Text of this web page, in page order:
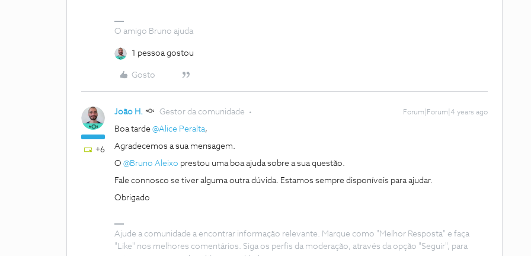
O amigo Bruno ajuda
1 pessoa gostou
Gosto
+6
João H. Gestor da comunidade Forum|Forum|4 years ago
Boa tarde @Alice Peralta,
Agradecemos a sua mensagem.
O @Bruno Aleixo prestou uma boa ajuda sobre a sua questão.
Fale connosco se tiver alguma outra dúvida. Estamos sempre disponíveis para ajudar.
Obrigado
Ajude a comunidade a encontrar informação relevante. Marque como "Melhor Resposta" e faça
"Like" nos melhores comentários. Siga os perfis da moderação, através da opção "Seguir", para